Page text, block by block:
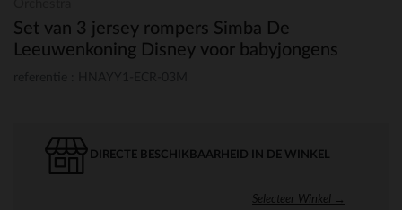
Set van 3 jersey rompers Simba De
Leeuwenkoning Disney voor babyjongens
DIRECTE BESCHIKBAARHEID IN DE WINKEL
Selecteer Winkel →